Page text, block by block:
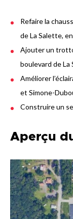
Refaire la
de La Salette,
Ajouter un
boulevard de La
Améliorer
et Simone-
Construire un
Aperçu